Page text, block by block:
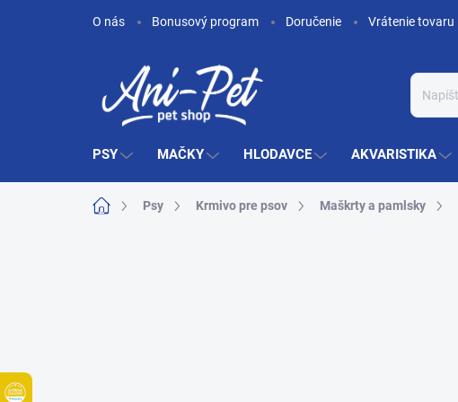
O nás Bonusový program Doručenie Vrátenie tovaru
PSY MAČKY HLODAVCE AKVARISTIKA
DomovPsy Krmivo pre psov Maškrty a pamlsky